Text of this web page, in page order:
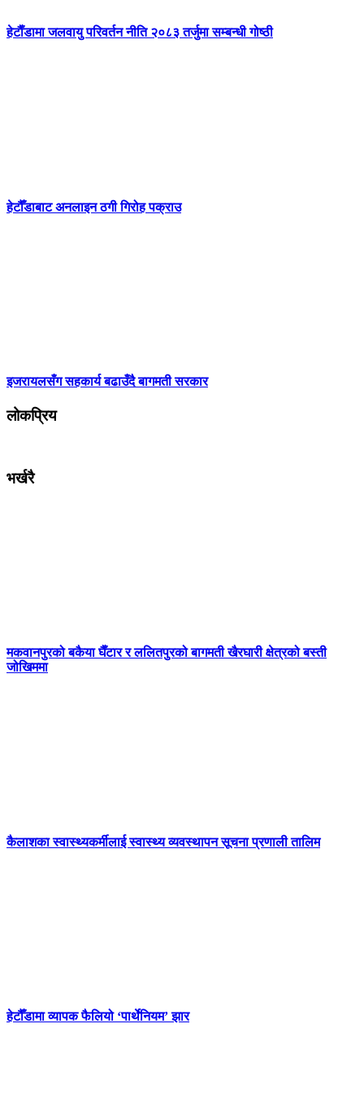
हेटाैँडामा जलवायु परिवर्तन नीति २०८३ तर्जुमा सम्बन्धी गोष्ठी
हेटौँडाबाट अनलाइन ठगी गिरोह पक्राउ
इजरायलसँग सहकार्य बढाउँदै बागमती सरकार
लोकप्रिय
भर्खरै
मकवानपुरको बकैया घैँटार र ललितपुरको बागमती खैरघारी क्षेत्रको बस्ती
जोखिममा
कैलाशका स्वास्थ्यकर्मीलाई स्वास्थ्य व्यवस्थापन सूचना प्रणाली तालिम
हेटौँडामा व्यापक फैलियो ‘पार्थेनियम’ झार